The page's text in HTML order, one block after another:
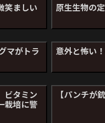
笑ましい 原生生物の
マがトラ 意外と怖い
ビタミン
栽培に警
【パンチが